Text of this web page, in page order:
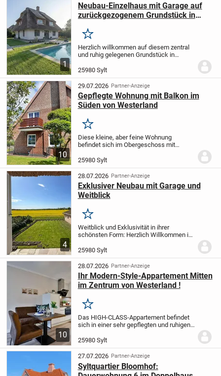
1
Neubau-Einzelhaus mit Garage auf
zurückgezogenem Grundstück in
Merken
Herzlich willkommen auf diesem zentral
und ruhig gelegenen Grundstück in
Innenausbau ist noch nicht fertig gestellt,
kann von Ihnen auch selbst ausgebaut...
25980 Sylt
10
29.07.2026 Partner-Anzeige
Gepflegte Wohnung mit Balkon im
Süden von Westerland
Merken
Diese kleine, aber feine Wohnung
befindet sich im Obergeschoss mit
ruhig gelegenen Haus mit sieben
Wohneinheiten am Ende einer
Sackgasse. Im geräumigen...
25980 Sylt
4
28.07.2026 Partner-Anzeige
Exklusiver Neubau mit Garage und
Weitblick
Merken
Weitblick und Exklusivität in ihrer
schönsten Form: Herzlich Willkommen in
Morsum.Auf einem rd. 860 m² großen
Grundstück entsteht dieses
repräsentative...
25980 Sylt
10
28.07.2026 Partner-Anzeige
Ihr Modern-Style-Appartement Mitten
im Zentrum von Westerland !
Merken
Das HIGH-CLASS-Appartement befindet
sich in einer sehr gepflegten und ruhigen
Friedrichstraße.
Renovierungsarbeiten in der Wohnung
wurden im...
25980 Sylt
27.07.2026 Partner-Anzeige
Syltquartier Bloomhof: